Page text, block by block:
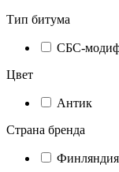
Тип битума
СБС-
Цвет
Антик
Страна бренда
Финляндия